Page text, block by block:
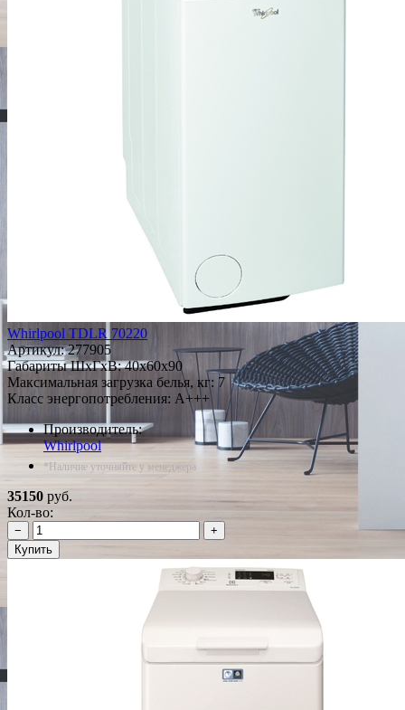
Whirlpool TDLR 70220
Артикул:277905
Габариты ШxГxВ: 40x60x90
Максимальная загрузка белья, кг: 7
Класс энергопотребления: A+++
Производитель:
Whirlpool
*Наличие уточняйте у менеджера
35150 руб.
Кол-во:
−
+
Купить